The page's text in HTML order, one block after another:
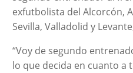
exfutbolista del Alcorcón,
Sevilla, Valladolid y
“Voy de segundo
lo que decida en cuanto a